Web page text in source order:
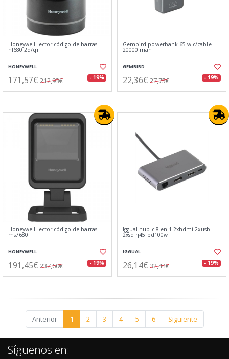
Honeywell lector código de barras
hf680 2d/qr
HONEYWELL
171,57€ 212,93€ - 19%
Gembird powerbank 65 w c/cable
20000 mah
GEMBIRD
22,36€ 27,75€ - 19%
Honeywell lector código de barras
ms7680
HONEYWELL
191,45€ 237,60€ - 19%
Iggual hub c 8 en 1 2xhdmi 2xusb
2xsd rj45 pd100w
IGGUAL
26,14€ 32,44€ - 19%
Anterior 1 2 3 4 5 6 Siguiente
Síguenos en: